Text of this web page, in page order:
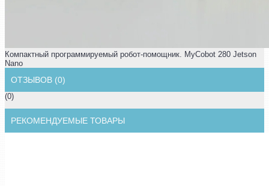
Компактный программируемый робот-помощник. MyCobot 280 Jetson
Nano
ОТЗЫВОВ (0)
(0)
РЕКОМЕНДУЕМЫЕ ТОВАРЫ